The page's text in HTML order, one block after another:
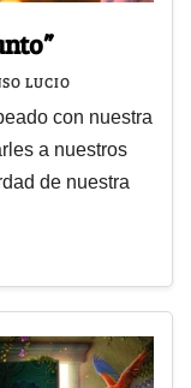
LUCIO
con nuestra
a nuestros
de nuestra